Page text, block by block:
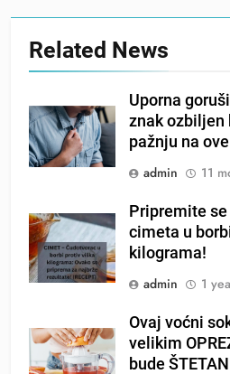
Related News
Uporna
znak ozbiljen
pažnju na
admin
11
Pripremite
cimeta u
kilograma!
admin
1
Ovaj voćni
velikim
bude